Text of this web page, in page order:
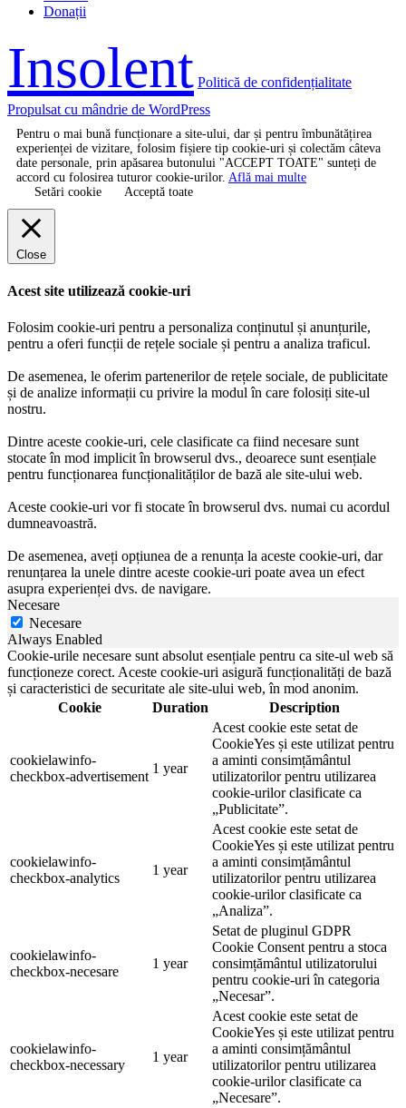
Donații
Insolent Politică de confidențialitate
Propulsat cu mândrie de WordPress
Pentru o mai bună funcționare a site-ului, dar și pentru îmbunătățirea
experienței de vizitare, folosim fișiere tip cookie-uri și colectăm câteva
date personale, prin apăsarea butonului "ACCEPT TOATE" sunteți de
accord cu folosirea tuturor cookie-urilor. Află mai multe
Setări cookie
Acceptă toate
Close
Acest site utilizează cookie-uri
Folosim cookie-uri pentru a personaliza conținutul și anunțurile,
pentru a oferi funcții de rețele sociale și pentru a analiza traficul.
De asemenea, le oferim partenerilor de rețele sociale, de publicitate
și de analize informații cu privire la modul în care folosiți site-ul
nostru.
Dintre aceste cookie-uri, cele clasificate ca fiind necesare sunt
stocate în mod implicit în browserul dvs., deoarece sunt esențiale
pentru funcționarea funcționalităților de bază ale site-ului web.
Aceste cookie-uri vor fi stocate în browserul dvs. numai cu acordul
dumneavoastră.
De asemenea, aveți opțiunea de a renunța la aceste cookie-uri, dar
renunțarea la unele dintre aceste cookie-uri poate avea un efect
asupra experienței dvs. de navigare.
Necesare
Necesare
Always Enabled
Cookie-urile necesare sunt absolut esențiale pentru ca site-ul web să
funcționeze corect. Aceste cookie-uri asigură funcționalități de bază
și caracteristici de securitate ale site-ului web, în mod anonim.
Cookie
Duration Description
cookielawinfo-
checkbox-advertisement
1 year
Acest cookie este setat de
CookieYes și este utilizat pentru
a aminti consimțământul
utilizatorilor pentru utilizarea
cookie-urilor clasificate ca
„Publicitate”.
cookielawinfo-
checkbox-analytics
1 year
Acest cookie este setat de
CookieYes și este utilizat pentru
a aminti consimțământul
utilizatorilor pentru utilizarea
cookie-urilor clasificate ca
„Analiza”.
cookielawinfo-
checkbox-necesare
1 year
Setat de pluginul GDPR
Cookie Consent pentru a stoca
consimțământul utilizatorului
pentru cookie-uri în categoria
„Necesar”.
cookielawinfo-
checkbox-necessary
1 year
Acest cookie este setat de
CookieYes și este utilizat pentru
a aminti consimțământul
utilizatorilor pentru utilizarea
cookie-urilor clasificate ca
„Necesare”.